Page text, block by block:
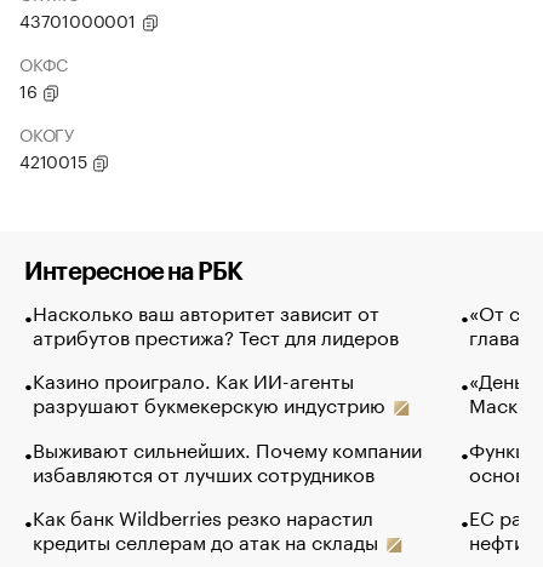
43701000001
ОКФС
16
ОКОГУ
4210015
Интересное на РБК
Насколько ваш авторитет зависит от
атрибутов престижа? Тест для лидеров
Казино проиграло. Как ИИ-агенты
разрушают букмекерскую индустрию
Выживают сильнейших. Почему компании
избавляются от лучших сотрудников
Как банк Wildberries резко нарастил
кредиты селлерам до атак на склады
«От
глава
Маск в
основ
ЕС
нефти